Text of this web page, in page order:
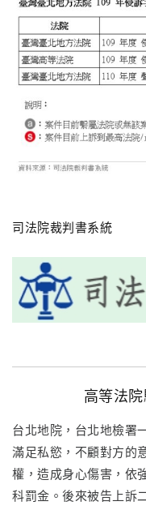
司法院裁判書系統
高等法
台北地院，台北地檢署
滿足私慾，不顧對方的
權，造成身心傷害，依
科罰金。後來被告上訴